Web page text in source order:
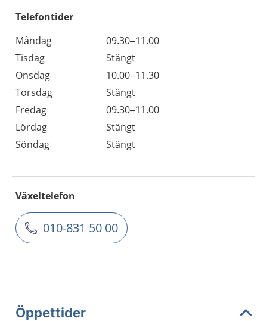
Telefontider
Måndag
09.30–11.00
Tisdag
Stängt
Onsdag
10.00–11.30
Torsdag
Stängt
Fredag
09.30–11.00
Lördag
Stängt
Söndag
Stängt
Växeltelefon
010-831 50 00
Öppettider